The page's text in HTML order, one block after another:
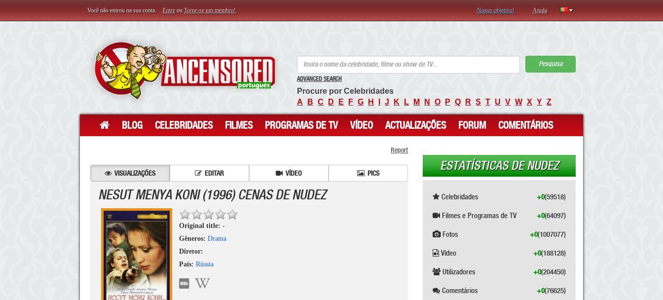
Você não entrou na sua conta. Entreou Torne-se um membro! Nosso objetivo! Ajuda
Pesquisa
ADVANCED SEARCH
Procure por Celebridades
A
B C D E F G H J K L M N O P Q R S T U V W X Y Z
BLOG CELEBRIDADES FILMES PROGRAMAS DE TV VÍDEO ACTUALIZAÇÕES FORUM COMENTÁRIOS
Report
VISUALIZAÇÕES EDITAR VÍDEO PICS
NESUT MENYA KONI (1996) CENAS DE NUDEZ
Original title: -
Gêneros: Drama
Diretor:
País: Rússia
ESTATÍSTICAS DE NUDEZ
Celebridades (59518)
+0
Filmes e Programas de TV (64097)
+0
Fotos (1007077)
+0
Vídeo (188128)
+0
Utilizadores (204450)
+0
Comentários (76625)
+0